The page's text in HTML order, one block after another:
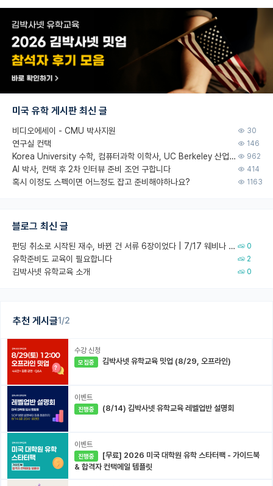
추천 게시글1/2
수강 신청
모집중 김박사넷 유학교육 밋업 (8/29, 오프라인)
이벤트
진행중 (8/14) 김박사넷 유학교육 레벨업반 설명회
이벤트
진행중
& 합격자 컨택메일 템플릿
미국 유학 게시판 최신 글
비디오에세이 - CMU 박사지원 30
연구실 컨택 146
Korea University 수학, 컴퓨터과학 이학사, UC Berkeley 산업공학 대학원 공학박사가 되는 것은 쉽지 않겠죠? 962
AI 박사, 컨택 후 2차 인터뷰 준비 조언 구합니다 414
혹시 이정도 스펙이면 어느정도 잡고 준비해야하나요? 1163
블로그 최신 글
펀딩 취소로 시작된 재수, 바뀐 건 서류 6장이었다 | 7/17 웨비나 회고 0
유학준비도 교육이 필요합니다 2
김박사넷 유학교육 소개 0